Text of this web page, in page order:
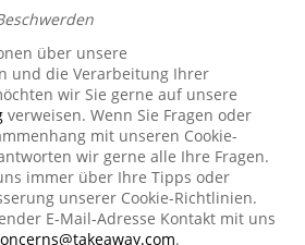
über unsere
und die Verarbeitung Ihrer
wir Sie gerne auf unsere
verweisen. Wenn Sie Fragen oder
mit unseren Cookie-
wir gerne alle Ihre Fragen.
immer über Ihre Tipps oder
unserer Cookie-Richtlinien.
E-Mail-Adresse Kontakt mit uns
.